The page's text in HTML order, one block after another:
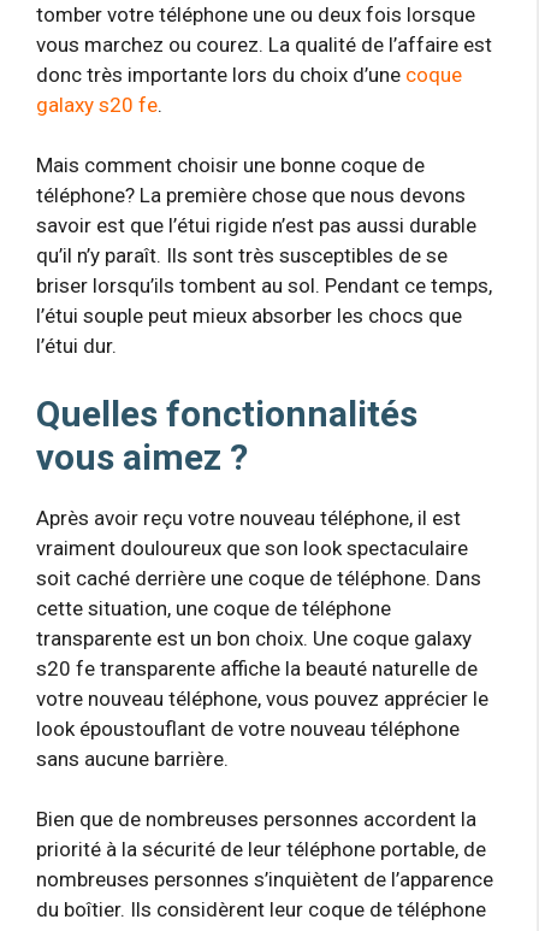
tomber votre téléphone une ou deux fois lorsque
vous marchez ou courez. La qualité de l’affaire est
donc très importante lors du choix d’une coque
galaxy s20 fe.
Mais comment choisir une bonne coque de
téléphone? La première chose que nous devons
savoir est que l’étui rigide n’est pas aussi durable
qu’il n’y paraît. Ils sont très susceptibles de se
briser lorsqu’ils tombent au sol. Pendant ce temps,
l’étui souple peut mieux absorber les chocs que
l’étui dur.
Quelles fonctionnalités
vous aimez ?
Après avoir reçu votre nouveau téléphone, il est
vraiment douloureux que son look spectaculaire
soit caché derrière une coque de téléphone. Dans
cette situation, une coque de téléphone
transparente est un bon choix. Une coque galaxy
s20 fe transparente affiche la beauté naturelle de
votre nouveau téléphone, vous pouvez apprécier le
look époustouflant de votre nouveau téléphone
sans aucune barrière.
Bien que de nombreuses personnes accordent la
priorité à la sécurité de leur téléphone portable, de
nombreuses personnes s’inquiètent de l’apparence
du boîtier. Ils considèrent leur coque de téléphone